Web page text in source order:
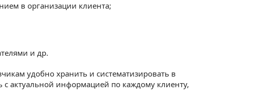
в организации клиента;
и др.
удобно хранить и систематизировать в
с актуальной информацией по каждому клиенту,